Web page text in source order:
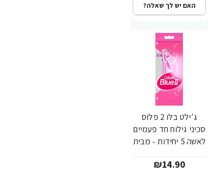
האם יש לך שאלה?
ג'ילט בלו 2 פלוס
סכיני גילוח חד פעמיים
לאשה 5 יחידות - מבית
₪14.90